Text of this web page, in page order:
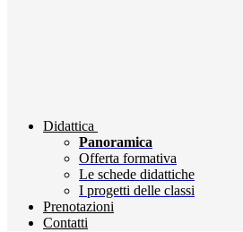
Didattica
Panoramica
Offerta formativa
Le schede didattiche
I progetti delle classi
Prenotazioni
Contatti